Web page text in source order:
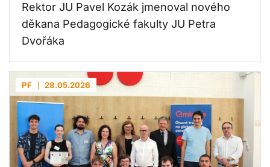
Rektor JU Pavel Kozák jmenoval nového
děkana Pedagogické fakulty JU Petra
Dvořáka
PF 28.05.2026